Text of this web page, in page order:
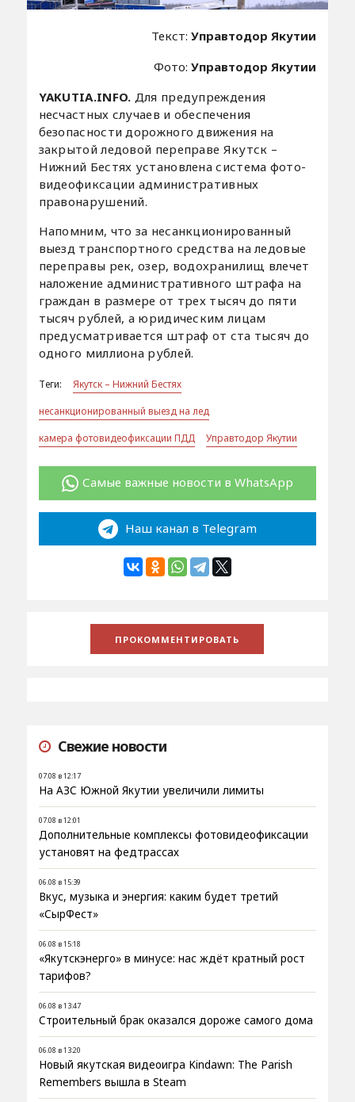
Текст:Управтодор Якутии
Фото:Управтодор Якутии
YAKUTIA.INFO. Для предупреждения
несчастных случаев и обеспечения
безопасности дорожного движения на
закрытой ледовой переправе Якутск –
Нижний Бестях установлена система фото-
видеофиксации административных
правонарушений.
Напомним, что за несанкционированный
выезд транспортного средства на ледовые
переправы рек, озер, водохранилищ влечет
наложение административного штрафа на
граждан в размере от трех тысяч до пяти
тысяч рублей, а юридическим лицам
предусматривается штраф от ста тысяч до
одного миллиона рублей.
Теги:
Якутск – Нижний Бестях
несанкционированный выезд на лед
камера фотовидеофиксации ПДД
Управтодор Якутии
Самые важные новости в WhatsApp
Наш канал в Telegram
Свежие новости
07.08 в 12:17
На АЗС Южной Якутии увеличили лимиты
07.08 в 12:01
Дополнительные комплексы фотовидеофиксации
установят на федтрассах
06.08 в 15:39
Вкус, музыка и энергия: каким будет третий
«СырФест»
06.08 в 15:18
«Якутскэнерго» в минусе: нас ждёт кратный рост
тарифов?
06.08 в 13:47
Строительный брак оказался дороже самого дома
06.08 в 13:20
Новый якутская видеоигра Kindawn: The Parish
Remembers вышла в Steam